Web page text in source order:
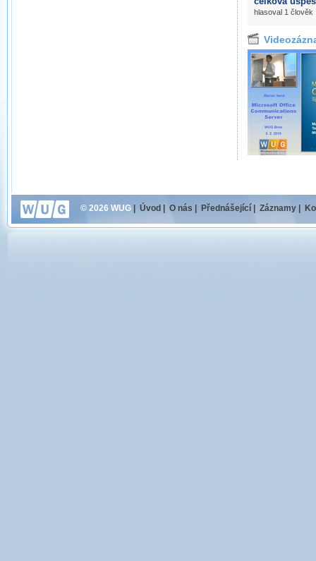
hlasoval 1 člověk
© 2026 WUG Úvod O nás Přednášející Záznamy